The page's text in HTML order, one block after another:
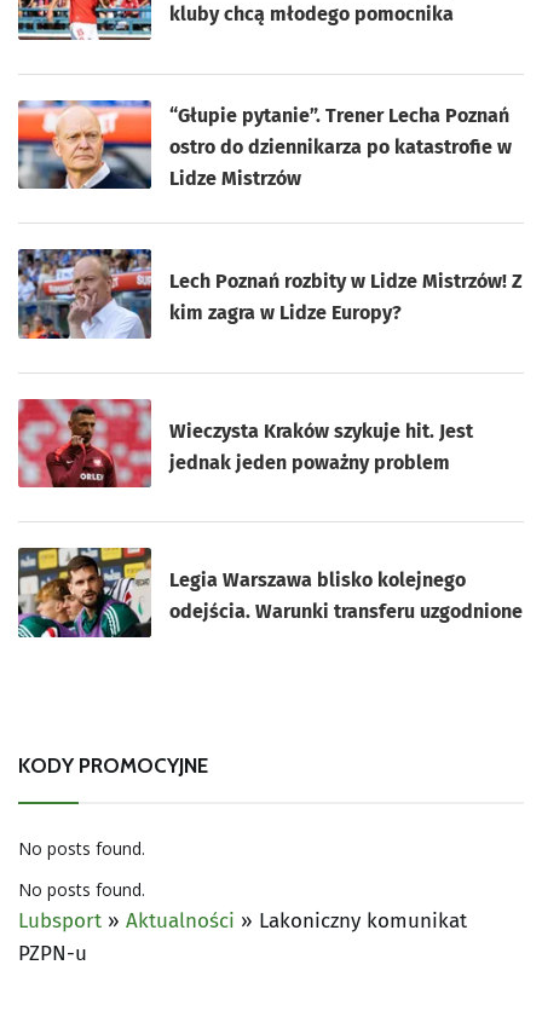
kluby chcą młodego pomocnika
“Głupie pytanie”. Trener Lecha Poznań
ostro do dziennikarza po katastrofie w
Lidze Mistrzów
Lech Poznań rozbity w Lidze Mistrzów! Z
kim zagra w Lidze Europy?
Wieczysta Kraków szykuje hit. Jest
jednak jeden poważny problem
Legia Warszawa blisko kolejnego
odejścia. Warunki transferu uzgodnione
KODY PROMOCYJNE
No posts found.
No posts found.
Lubsport » Aktualności » Lakoniczny komunikat
PZPN-u